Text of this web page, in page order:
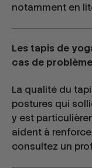
notamment en
Les tapis de
cas de
La qualité du
postures qui
y est
aident à
consultez un